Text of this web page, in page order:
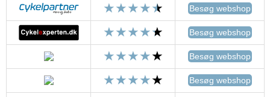
Besøg webshop
Besøg webshop
Besøg webshop
Besøg webshop